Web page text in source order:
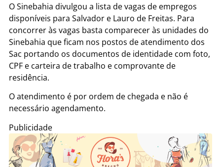
O Sinebahia divulgou a lista de vagas de empregos
disponíveis para Salvador e Lauro de Freitas. Para
concorrer às vagas basta comparecer às unidades do
Sinebahia que ficam nos postos de atendimento dos
Sac portando os documentos de identidade com foto,
CPF e carteira de trabalho e comprovante de
residência.
O atendimento é por ordem de chegada e não é
necessário agendamento.
Publicidade